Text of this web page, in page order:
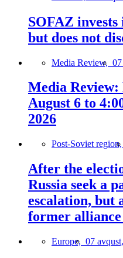
SOFAZ invests
but does not
Media Review,
Media Review:
August 6 to
2026
Post-Soviet region,
After the
Russia seek a
escalation, but
former
Europe, 07